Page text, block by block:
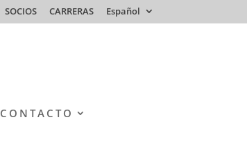
SOCIOS CARRERAS Español
CONTACTO